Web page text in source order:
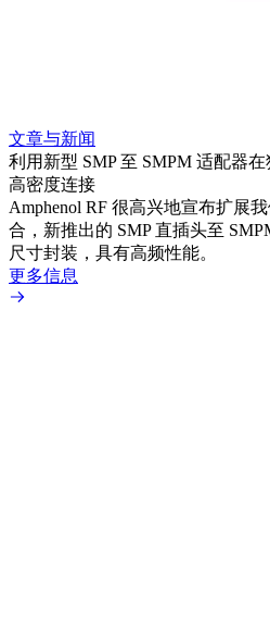
文章与新闻
利用新型 SMP 至 SMPM 适配器
高密度连接
Amphenol RF 很高兴地宣布扩展
合，新推出的 SMP 直插头至
尺寸封装，具有高频性能。
更多信息